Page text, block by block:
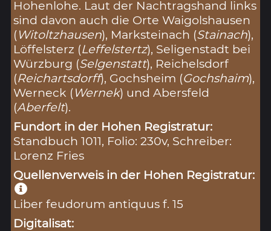
Hohenlohe. Laut der Nachtragshand links
sind davon auch die Orte Waigolshausen
(Witoltzhausen), Marksteinach (Stainach),
Löffelsterz (Leffelstertz), Seligenstadt bei
Würzburg (Selgenstatt), Reichelsdorf
(Reichartsdorff), Gochsheim (Gochshaim),
Werneck (Wernek) und Abersfeld
(Aberfelt).
Fundort in der Hohen Registratur:
Standbuch 1011, Folio: 230v, Schreiber:
Lorenz Fries
Quellenverweis in der Hohen Registratur:
Liber feudorum antiquus f. 15
Digitalisat: